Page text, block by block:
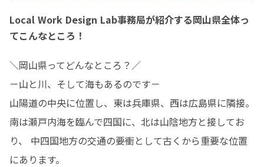
https://satotakunejp.stores.jp/
➤高梁市協力隊OB。2012年、地域おこ
し協力隊として大阪より高梁に拠点を
子胡椒に感動し、2014年 地元の青年団
始める。2017年、「佐藤紅商店」を立
ち上げ、『ジャパンレッド』発祥の地
として日本遺産の認定を受けた高梁市
吹屋で、自ら唐辛子を育て、新たなレ
ッドを根付かせようと、次々と魅力的
な商品を生み出している。
Local Work Design Lab事務局が紹介する岡山県全体っ
てこんなところ！
＼岡山県ってどんなところ？／
－山と川、そして海もあるのです－
山陽道の中央に位置し、東は兵庫県、西は広島県に隣接。
南は瀬戸内海を臨んで四国に、北は山陰地方と接してお
り、 中四国地方の交通の要衝として古くから重要な位置
にあります。